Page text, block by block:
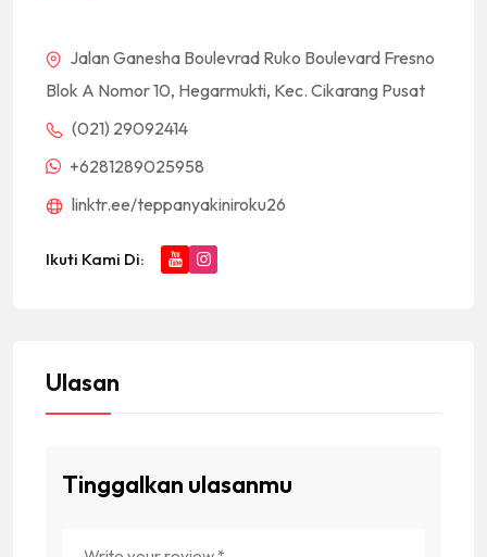
Jalan Ganesha Boulevrad Ruko Boulevard Fresno
Blok A Nomor 10, Hegarmukti, Kec. Cikarang Pusat
(021) 29092414
+6281289025958
linktr.ee/teppanyakiniroku26
Ikuti Kami Di:
Ulasan
Tinggalkan ulasanmu